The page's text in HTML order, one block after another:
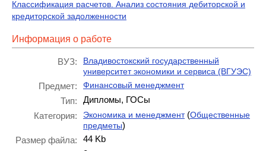
Классификация расчетов. Анализ состояния дебиторской и
кредиторской задолженности
Информация о работе
ВУЗ:
Владивостокский государственный
университет экономики и сервиса (ВГУЭС)
Предмет: Финансовый менеджмент
Тип:
Дипломы, ГОСы
Категория:
Экономика и менеджмент(Общественные
предметы)
Размер файла:
44 Kb